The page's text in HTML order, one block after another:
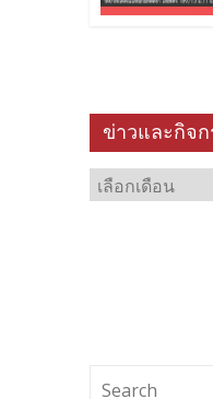
ข่าวและกิจก
ข่าว
และ